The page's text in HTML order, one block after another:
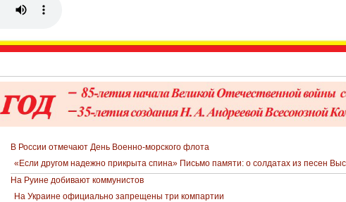
В России отмечают День Военно-морского флота
«Если другом надежно прикрыта спина» Письмо памяти: о солдатах из песен
На Руине добивают коммунистов
На Украине официально запрещены три компартии